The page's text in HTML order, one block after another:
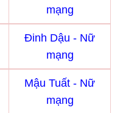
mạng
Đinh Dậu - Nữ
mạng
Mậu Tuất - Nữ
mạng